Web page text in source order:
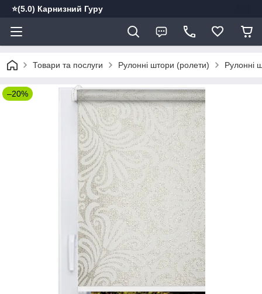
⭐️(5.0) Карнизний Гуру
Товари та послуги Рулонні штори (ролети) Рулонні
–20%